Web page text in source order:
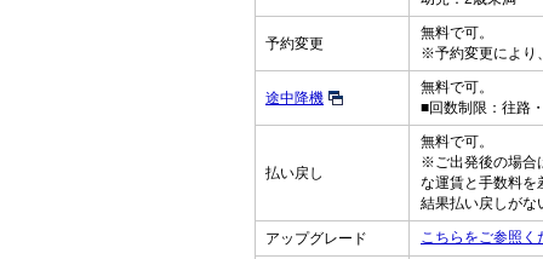
予約変更
無料で可。
※予約変更により
途中降機
無料で可。
■回数制限：往路
払い戻し
無料で可。
※ご出発後の場合
な運賃と手数料を
結果払い戻しがな
アップグレード こちらをご参照く